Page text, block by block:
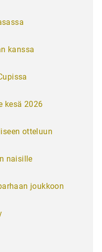
kanssa
kesä 2026
otteluun
naisille
joukkoon